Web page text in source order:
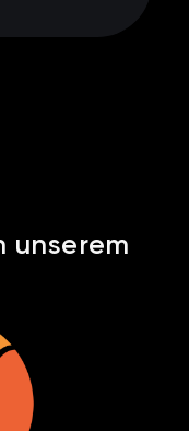
unserem